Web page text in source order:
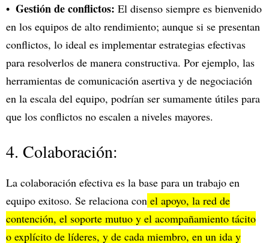
Gestión de conflictos: El disenso siempre es bienvenido
en los equipos de alto rendimiento; aunque si se presentan
conflictos, lo ideal es implementar estrategias efectivas
para resolverlos de manera constructiva. Por ejemplo, las
herramientas de comunicación asertiva y de negociación
en la escala del equipo, podrían ser sumamente útiles para
que los conflictos no escalen a niveles mayores.
4. Colaboración:
La colaboración efectiva es la base para un trabajo en
equipo exitoso. Se relaciona con el apoyo, la red de
contención, el soporte mutuo y el acompañamiento tácito
o explícito de líderes, y de cada miembro, en un ida y